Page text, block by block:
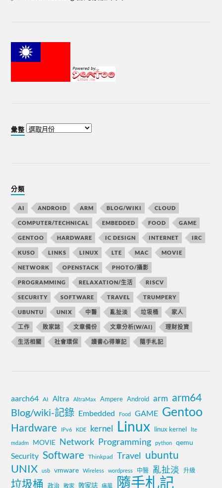
彙整
分類
AI ANDROID ARM BLOG/WIKI CLOUD
COMPUTER/TECHNICAL EMBEDDED FOOD GAME
GENTOO HARDWARE IC DESIGN INTERNET IRC
KUSO LINKS LINUX LTE MAC MOVIE
NETWORK OPENSTACK PHOTO/攝影
PROGRAMMING RELAXATION/生活 RISCV
SECURITY SOFTWARE TRAVEL TRUMPERY
UBUNTU UNIX 中醫 亂扯淡 垃圾桶 家人
工作 敗家誌 文章備份 文章分析(W/AI) 理財投資
生活相關 社會環保 讀書心得筆記 隨手札記
aarch64 AI Altra AltraMax Ampere Android arm arm64
Blog/wiki-記錄 Embedded Food GAME Gentoo
Hardware IPv6 KDE kernel Linux linux kernel lte
mdadm MOVIE Network Programming python qemu
Security Software Thinkpad Travel ubuntu
UNIX usb vmware Wireless wordpress 中醫 亂扯淡 升級
垃圾桶 政治 敗家 敗家誌 痛風 隨手札記